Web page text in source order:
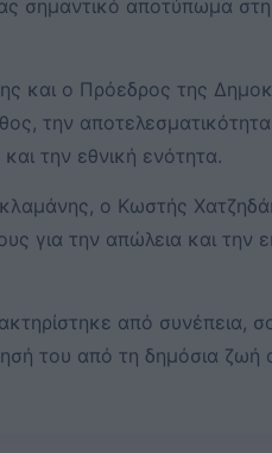
σημαντικό αποτύπωμα
και ο Πρόεδρος της
την αποτελεσματικότητα
την εθνική ενότητα.
ο Κωστής
για την απώλεια και την
από συνέπεια,
του από τη δημόσια ζωή